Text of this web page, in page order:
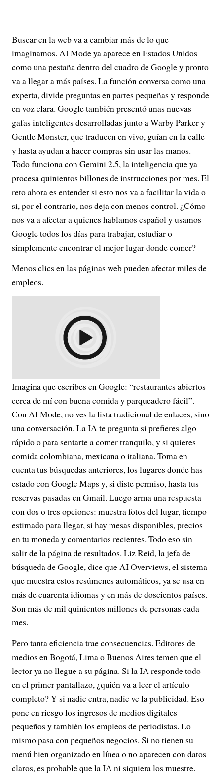
Buscar en la web va a cambiar más de lo que
imaginamos. AI Mode ya aparece en Estados Unidos
como una pestaña dentro del cuadro de Google y pronto
va a llegar a más países. La función conversa como una
experta, divide preguntas en partes pequeñas y responde
en voz clara. Google también presentó unas nuevas
gafas inteligentes desarrolladas junto a Warby Parker y
Gentle Monster, que traducen en vivo, guían en la calle
y hasta ayudan a hacer compras sin usar las manos.
Todo funciona con Gemini 2.5, la inteligencia que ya
procesa quinientos billones de instrucciones por mes. El
reto ahora es entender si esto nos va a facilitar la vida o
si, por el contrario, nos deja con menos control. ¿Cómo
nos va a afectar a quienes hablamos español y usamos
Google todos los días para trabajar, estudiar o
simplemente encontrar el mejor lugar donde comer?
Menos clics en las páginas web pueden afectar miles de
empleos.
Imagina que escribes en Google: “restaurantes abiertos
cerca de mí con buena comida y parqueadero fácil”.
Con AI Mode, no ves la lista tradicional de enlaces, sino
una conversación. La IA te pregunta si prefieres algo
rápido o para sentarte a comer tranquilo, y si quieres
comida colombiana, mexicana o italiana. Toma en
cuenta tus búsquedas anteriores, los lugares donde has
estado con Google Maps y, si diste permiso, hasta tus
reservas pasadas en Gmail. Luego arma una respuesta
con dos o tres opciones: muestra fotos del lugar, tiempo
estimado para llegar, si hay mesas disponibles, precios
en tu moneda y comentarios recientes. Todo eso sin
salir de la página de resultados. Liz Reid, la jefa de
búsqueda de Google, dice que AI Overviews, el sistema
que muestra estos resúmenes automáticos, ya se usa en
más de cuarenta idiomas y en más de doscientos países.
Son más de mil quinientos millones de personas cada
mes.
Pero tanta eficiencia trae consecuencias. Editores de
medios en Bogotá, Lima o Buenos Aires temen que el
lector ya no llegue a su página. Si la IA responde todo
en el primer pantallazo, ¿quién va a leer el artículo
completo? Y si nadie entra, nadie ve la publicidad. Eso
pone en riesgo los ingresos de medios digitales
pequeños y también los empleos de periodistas. Lo
mismo pasa con pequeños negocios. Si no tienen su
menú bien organizado en línea o no aparecen con datos
claros, es probable que la IA ni siquiera los muestre.